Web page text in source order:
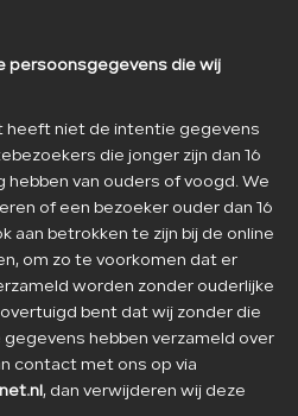
persoonsgegevens die wij
heeft niet de intentie gegevens
die jonger zijn dan 16
hebben van ouders of voogd. We
of een bezoeker ouder dan 16
aan betrokken te zijn bij de online
om zo te voorkomen dat er
worden zonder ouderlijke
bent dat wij zonder die
hebben verzameld over
contact met ons op via
, dan verwijderen wij deze